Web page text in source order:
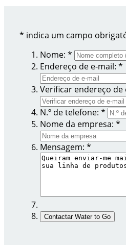
* indica um campo
Nome: *
Endereço de e-mail: *
Verificar endereço de
N.º de telefone: *
Nome da empresa: *
Mensagem: *
Contactar Water to Go